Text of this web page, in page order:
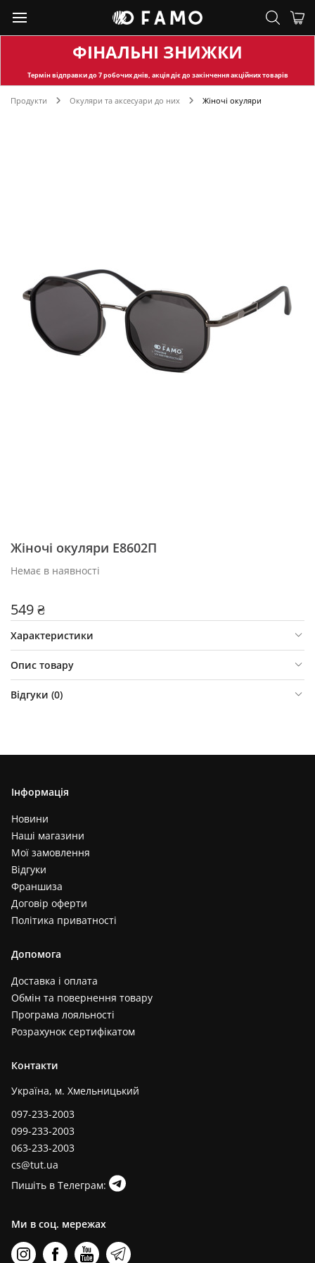
ФІНАЛЬНІ ЗНИЖКИ
Термін відправкидо 7 робочих днів, акція діє до закінчення акційних товарів
Продукти Окуляри та аксесуари до них Жіночі окуляри
Жіночі окуляри Е8602П
Немає в наявності
549 ₴
Характеристики
Опис товару
Відгуки (0)
Інформація
Новини
Наші магазини
Мої замовлення
Відгуки
Франшиза
Договір оферти
Політика приватності
Допомога
Доставка і оплата
Обмін та повернення товару
Програма лояльності
Розрахунок сертифікатом
Контакти
Україна, м. Хмельницький
097-233-2003
099-233-2003
063-233-2003
cs@tut.ua
Пишіть в Телеграм:
Ми в соц. мережах